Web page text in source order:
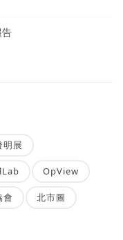
明展
OpView
會 北市圖